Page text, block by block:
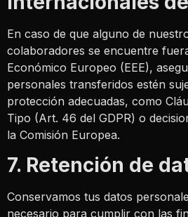
En caso de que alguno de
colaboradores se encuentre
Económico Europeo (EEE),
personales transferidos estén
protección adecuadas, como
Tipo (Art. 46 del GDPR) o
la Comisión Europea​​.
7. Retención de
Conservamos tus datos
necesario para cumplir con las